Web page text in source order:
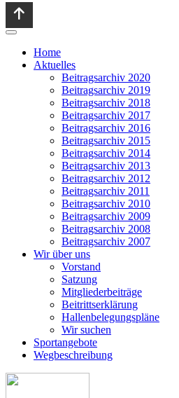
Home
Aktuelles
Beitragsarchiv 2020
Beitragsarchiv 2019
Beitragsarchiv 2018
Beitragsarchiv 2017
Beitragsarchiv 2016
Beitragsarchiv 2015
Beitragsarchiv 2014
Beitragsarchiv 2013
Beitragsarchiv 2012
Beitragsarchiv 2011
Beitragsarchiv 2010
Beitragsarchiv 2009
Beitragsarchiv 2008
Beitragsarchiv 2007
Wir über uns
Vorstand
Satzung
Mitgliederbeiträge
Beitrittserklärung
Hallenbelegungspläne
Wir suchen
Sportangebote
Wegbeschreibung